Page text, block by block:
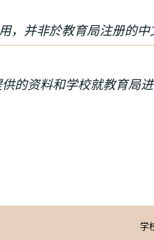
，并非於教育局注册的中
的资料和学校就教育局
学